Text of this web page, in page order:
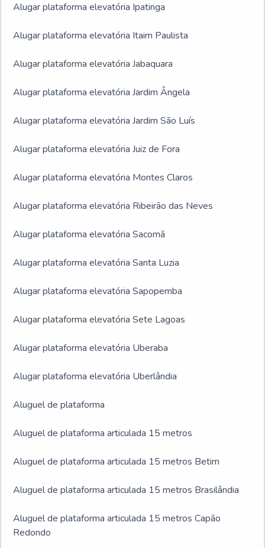
Alugar plataforma elevatória Ipatinga
Alugar plataforma elevatória Itaim Paulista
Alugar plataforma elevatória Jabaquara
Alugar plataforma elevatória Jardim Ângela
Alugar plataforma elevatória Jardim São Luís
Alugar plataforma elevatória Juiz de Fora
Alugar plataforma elevatória Montes Claros
Alugar plataforma elevatória Ribeirão das Neves
Alugar plataforma elevatória Sacomã
Alugar plataforma elevatória Santa Luzia
Alugar plataforma elevatória Sapopemba
Alugar plataforma elevatória Sete Lagoas
Alugar plataforma elevatória Uberaba
Alugar plataforma elevatória Uberlândia
Aluguel de plataforma
Aluguel de plataforma articulada 15 metros
Aluguel de plataforma articulada 15 metros Betim
Aluguel de plataforma articulada 15 metros Brasilândia
Aluguel de plataforma articulada 15 metros Capão
Redondo